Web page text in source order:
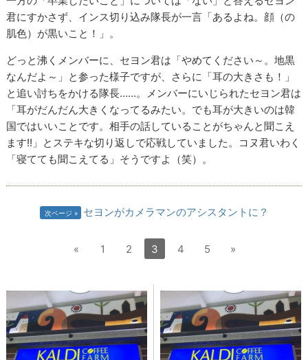
君にすかさず、インス切り込み隊長が一言「あるよね。顔（の
肌色）が黒いこと！」。
どっと沸くメンバーに、セヨン君は「やめてください～。地黒
なんだよ～」と参った様子ですが、さらに「耳の大きさも！」
と追い討ちをかける隊長……。メンバーにいじられたセヨン君は
「耳がだんだん大きくなってるみたい。でも耳が大きいのは韓
国ではいいことです。相手の話していることがちゃんと聞こえ
ます!!」とステキな切り返しで応戦していました。コヌ君いわく
「寝てても聞こえてる」そうですよ（笑）。
次ページ セヨンがカメラマンのアシスタントに？
« 1 2 3 4 5 »